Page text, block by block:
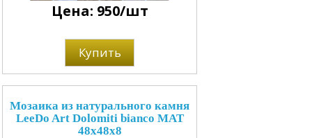
Цена: 950/шт
Купить
Мозаика из натурального камня
LeeDo Art Dolomiti bianco MAT
48x48x8